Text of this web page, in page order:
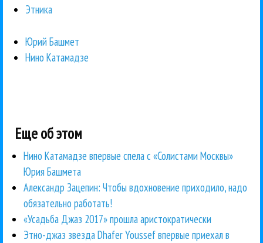
Этника
Юрий Башмет
Нино Катамадзе
Еще об этом
Нино Катамадзе впервые спела с «Солистами Москвы»
Юрия Башмета
Александр Зацепин: Чтобы вдохновение приходило, надо
обязательно работать!
«Усадьба Джаз 2017» прошла аристократически
Этно-джаз звезда Dhafer Youssef впервые приехал в